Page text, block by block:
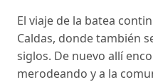
El viaje de la batea
Caldas, donde también
siglos. De nuevo allí
merodeando y a la